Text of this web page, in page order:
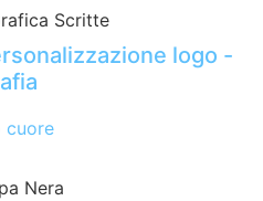
Scritte
logo -
cuore
Nera